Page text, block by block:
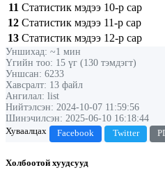
11 Статистик мэдээ 10-р сар
12 Статистик мэдээ 11-р сар
13 Статистик мэдээ 12-р сар
Уншихад: ~1 мин
Үгийн тоо: 15 үг (130 тэмдэгт)
Уншсан: 6233
Хавсралт: 13 файл
Ангилал: list
Нийтэлсэн: 2024-10-07 11:59:56
Шинэчилсэн: 2025-06-10 16:18:44
Хуваалцах
Facebook Twitter
Холбоотой хуудсууд